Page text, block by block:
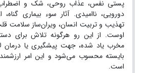
پستی نفس، عذاب روحی، شک و اضطراب،
دورویی، نا‌امیدی. آثار سوء بیماری گناه،
تهذیب و تربیت انسان، ویران‌ساز سلامت
اوست. از این رو هرگونه تلاش برای
مخرب یاد شده، جهت پیشگیری یا درمان
بایسته محسوب می‌شود و این امر
است.